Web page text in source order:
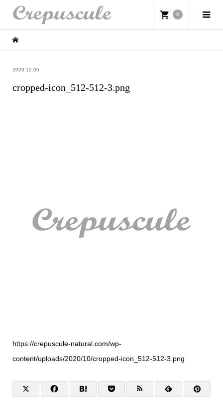
0
2020.12.05
cropped-icon_512-512-3.png
https://crepuscule-natural.com/wp-
content/uploads/2020/10/cropped-icon_512-512-3.png